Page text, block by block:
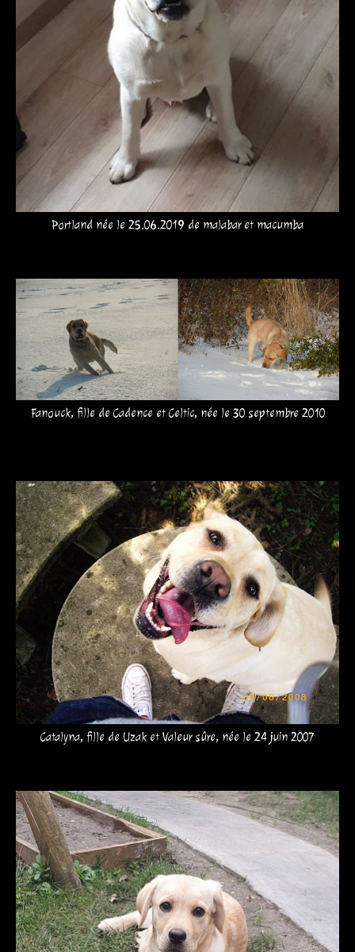
Portland née le 25.06.2019 de malabar et macumba
Fanouck, fille de Cadence et Celtic, née le 30 septembre 2010
Catalyna, fille de Uzak et Valeur sûre, née le 24 juin 2007